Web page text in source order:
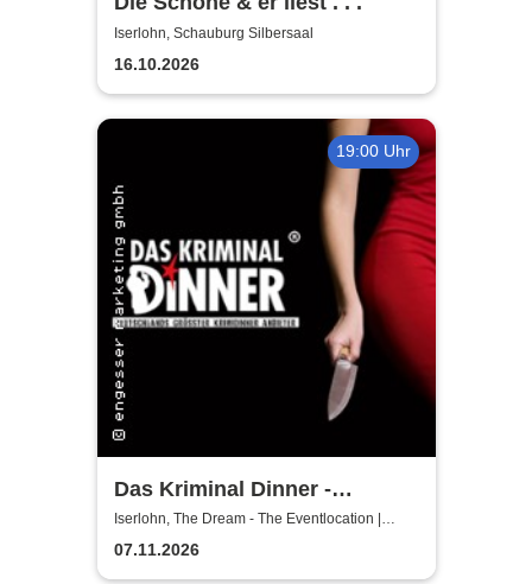
Iserlohn, Schauburg Silbersaal
16.10.2026
19:00 Uhr
Das Kriminal Dinner -
Hauptkommissar Schröder
ermittelt
Iserlohn, The Dream - The Eventlocation |
Iserlohn
07.11.2026